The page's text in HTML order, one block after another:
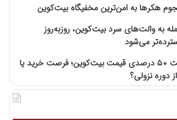
هکرها به امن‌ترین مخفیگاه بیت‌کوین
به والت‌های سرد بیت‌کوین، روزبه‌روز
می‌شود
افت ۵۰ درصدی قیمت بیت‌کوین؛ فرصت خرید یا
دوره نزولی؟